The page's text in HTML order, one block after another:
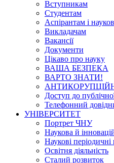
Вступникам
Студентам
Аспірантам і
Викладачам
Вакансії
Документи
Цікаво про науку
ВАША БЕЗПЕКА
ВАРТО ЗНАТИ!
Доступ до
Телефонний
УНІВЕРСИТЕТ
Портрет ЧНУ
Наукова й
Наукові
Освітня діяльність
Сталий розвиток